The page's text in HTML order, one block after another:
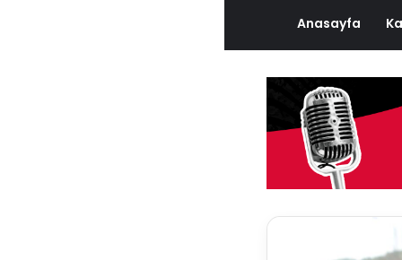
Anasayfa